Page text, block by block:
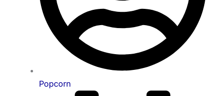
Popcorn